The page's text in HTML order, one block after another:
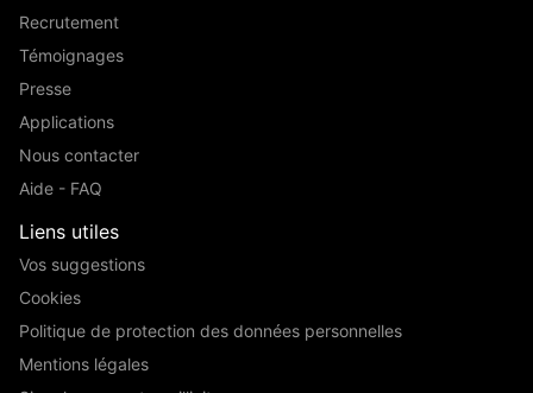
Recrutement
Témoignages
Presse
Applications
Nous contacter
Aide - FAQ
Liens utiles
Vos suggestions
Cookies
Politique de protection des données personnelles
Mentions légales